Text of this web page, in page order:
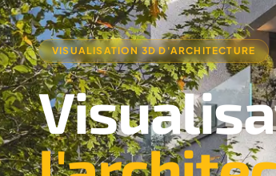
VISUALISATION 3D D'ARCHITECTURE